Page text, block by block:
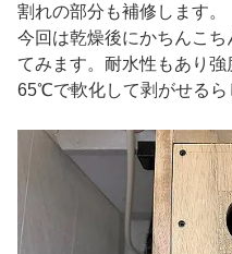
割れの部分も補修します。
今回は乾燥後にかちんこ
てみます。耐水性もあり
65℃で軟化して剥がせるら